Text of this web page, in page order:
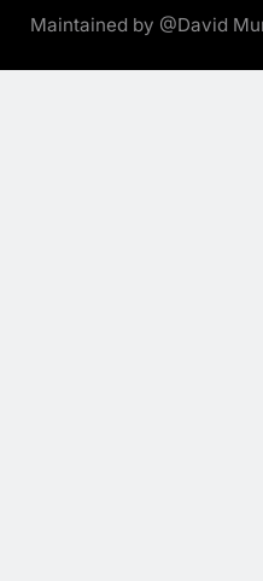
Maintained by @David